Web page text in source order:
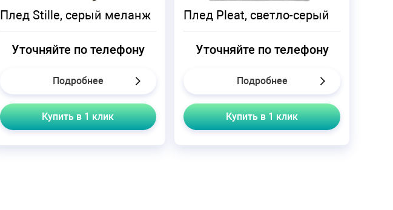
Плед Stille, серый меланж
Уточняйте по телефону
Подробнее
Купить в 1 клик
Плед Pleat, светло-серый
Уточняйте по телефону
Подробнее
Купить в 1 клик